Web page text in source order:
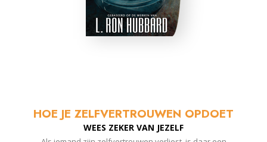
HOE JE ZELFVERTROUWEN OPDOET
WEES ZEKER VAN JEZELF